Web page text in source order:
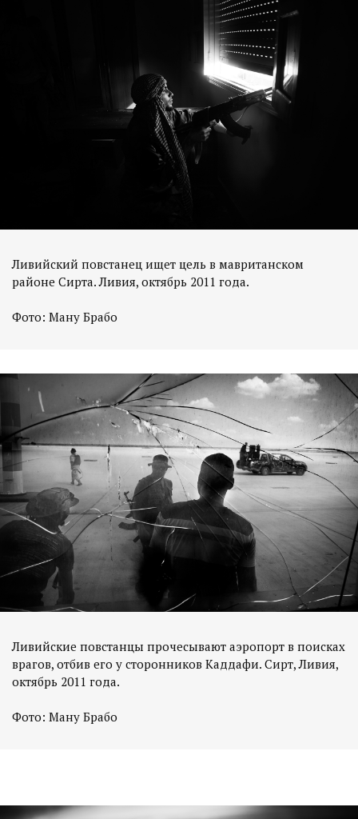
Ливийский повстанец ищет цель в мавританском
районе Сирта. Ливия, октябрь 2011 года.
Фото: Ману Брабо
Ливийские повстанцы прочесывают аэропорт в поисках
врагов, отбив его у сторонников Каддафи. Сирт, Ливия,
октябрь 2011 года.
Фото: Ману Брабо